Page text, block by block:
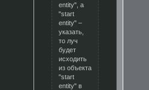
entity", а
"start
entity" –
указать,
то луч
будет
исходить
из объекта
"start
entity" в